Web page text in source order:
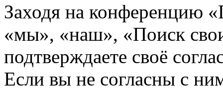
Заходя на конференцию
«мы», «наш», «Поиск
подтверждаете своё
Если вы не согласны с